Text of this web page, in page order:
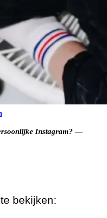
Instagram? —
bekijken: